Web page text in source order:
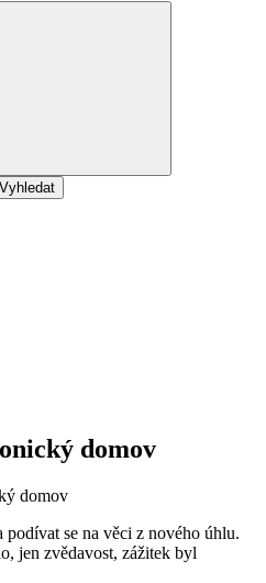
Vyhledat
domov
domov
se na věci z nového úhlu.
jen zvědavost, zážitek byl